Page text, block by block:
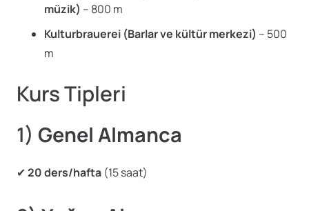
müzik) – 800 m
Kulturbrauerei (Barlar ve kültür merkezi) – 500
m
Kurs Tipleri
1) Genel Almanca
✔20 ders/hafta (15 saat)